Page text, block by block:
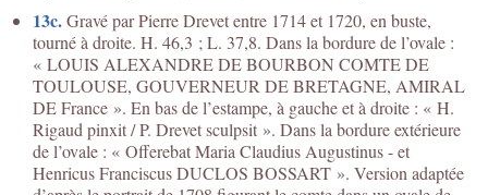
13c.Gravé par Pierre Drevet entre 1714 et 1720, en buste,
tourné à droite. H. 46,3 ; L. 37,8. Dans la bordure de l’ovale :
« LOUIS ALEXANDRE DE BOURBON COMTE DE
TOULOUSE, GOUVERNEUR DE BRETAGNE, AMIRAL
DE France ». En bas de l’estampe, à gauche et à droite : « H.
Rigaud pinxit / P. Drevet sculpsit ». Dans la bordure extérieure
de l’ovale : « Offerebat Maria Claudius Augustinus - et
Henricus Franciscus DUCLOS BOSSART ». Version adaptée